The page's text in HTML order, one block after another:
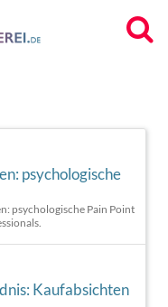
psychologische
psychologische Pain Point
Kaufabsichten